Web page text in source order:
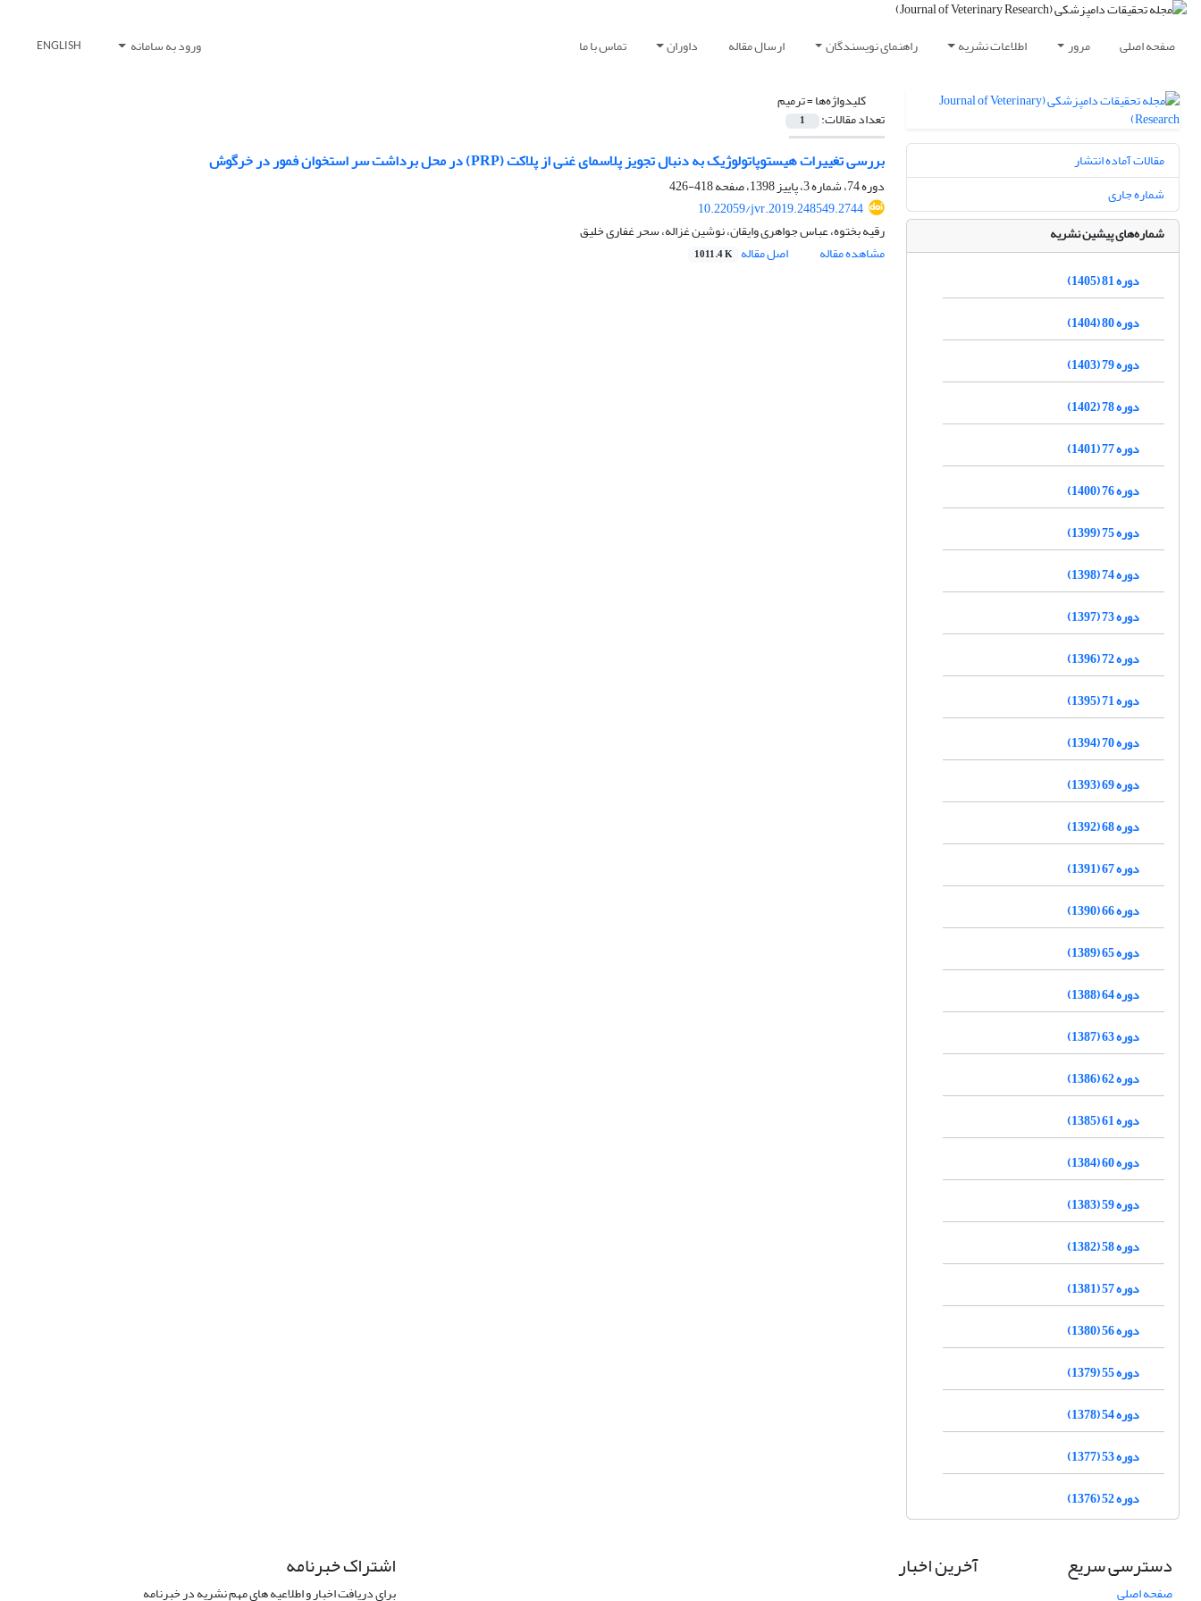
صفحه اصلی مرور اطلاعات نشریه راهنمای نویسندگان ارسال مقاله داوران تماس با ما ورود به سامانه ENGLISH
کلیدواژه‌ها =ترمیم
تعداد مقالات: 1
بررسی تغییرات هیستوپاتولوژیک به دنبال تجویز پلاسمای غنی از پلاکت (PRP) در محل برداشت سر استخوان فمور در خرگوش
دوره 74، شماره 3، پاییز 1398، صفحه
418-426
10.22059/jvr.2019.248549.2744
رقیه بختوه، عباس جواهری وایقان، نوشین غزاله، سحر غفاری خلیق
مشاهده مقاله
اصل مقاله 1011.4 K
مقالات آماده انتشار
شماره جاری
شماره‌های پیشین نشریه
دوره 81 (1405)
دوره 80 (1404)
دوره 79 (1403)
دوره 78 (1402)
دوره 77 (1401)
دوره 76 (1400)
دوره 75 (1399)
دوره 74 (1398)
دوره 73 (1397)
دوره 72 (1396)
دوره 71 (1395)
دوره 70 (1394)
دوره 69 (1393)
دوره 68 (1392)
دوره 67 (1391)
دوره 66 (1390)
دوره 65 (1389)
دوره 64 (1388)
دوره 63 (1387)
دوره 62 (1386)
دوره 61 (1385)
دوره 60 (1384)
دوره 59 (1383)
دوره 58 (1382)
دوره 57 (1381)
دوره 56 (1380)
دوره 55 (1379)
دوره 54 (1378)
دوره 53 (1377)
دوره 52 (1376)
دسترسی سریع
صفحه اصلی
آخرین اخبار اشتراک خبرنامه
برای دریافت اخبار و اطلاعیه های مهم نشریه در خبرنامه